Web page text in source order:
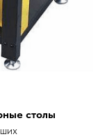
столы